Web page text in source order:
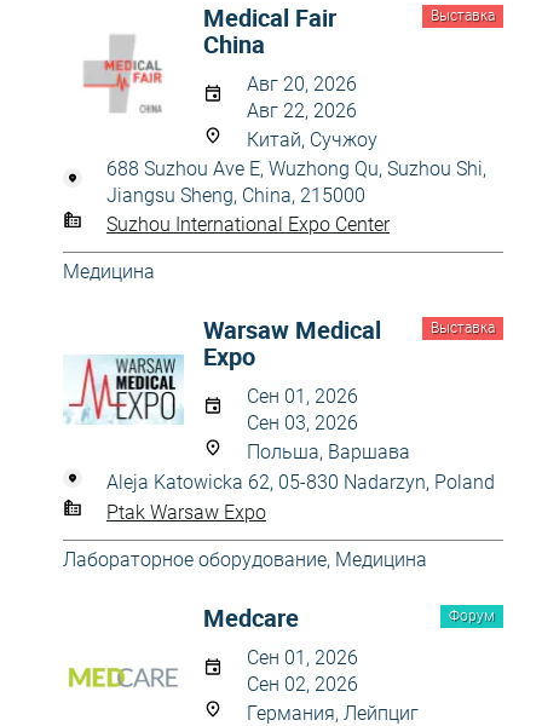
Выставка
Medical Fair
China
Авг 20, 2026
Авг 22, 2026
Китай, Сучжоу
688 Suzhou Ave E, Wuzhong Qu, Suzhou Shi,
Jiangsu Sheng, China, 215000
Suzhou International Expo Center
Медицина
Выставка
Warsaw Medical
Expo
Сен 01, 2026
Сен 03, 2026
Польша, Варшава
Aleja Katowicka 62, 05-830 Nadarzyn, Poland
Ptak Warsaw Expo
Лабораторное оборудование, Медицина
Форум
Medcare
Сен 01, 2026
Сен 02, 2026
Германия, Лейпциг